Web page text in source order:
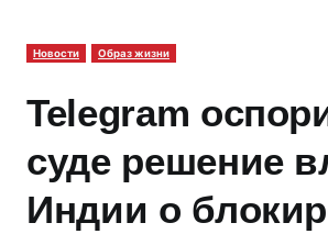
Новости Образ жизни
Telegram
суде решение
Индии о